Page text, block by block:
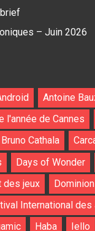
– Juin 2026
Antoine
l'année de Cannes
Bruno Cathala
Days of Wonder
jeux
Dominion
International des
Haba Iello